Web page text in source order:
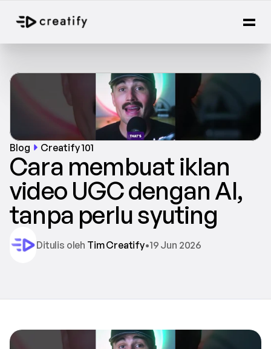
Blog Creatify 101
Cara membuat iklan
video UGC dengan AI,
tanpa perlu syuting
Ditulis oleh Tim Creatify•19 Jun 2026